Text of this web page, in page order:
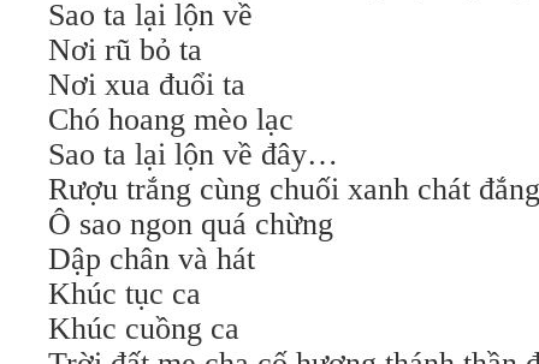
Sao ta lại lộn về
Nơi rũ bỏ ta
Nơi xua đuổi ta
Chó hoang mèo lạc
Sao ta lại lộn về đây…
Rượu trắng cùng chuối xanh chát đắng
Ô sao ngon quá chừng
Dập chân và hát
Khúc tục ca
Khúc cuồng ca